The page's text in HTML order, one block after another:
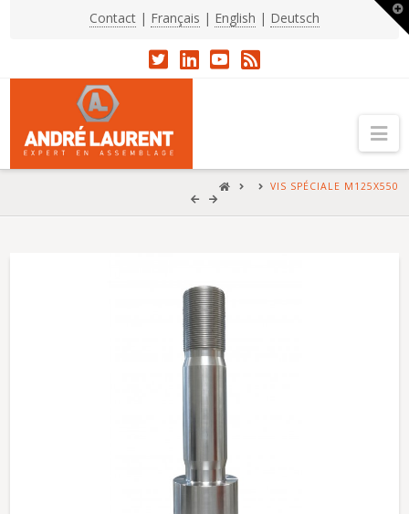
Contact | Français | English | Deutsch
HOME VIS SPÉCIALE M125X550